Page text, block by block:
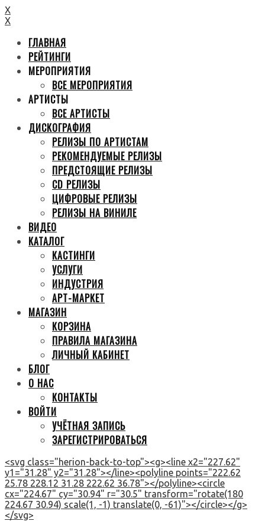
X
X
ГЛАВНАЯ
РЕЙТИНГИ
МЕРОПРИЯТИЯ
ВСЕ МЕРОПРИЯТИЯ
АРТИСТЫ
ВСЕ АРТИСТЫ
ДИСКОГРАФИЯ
РЕЛИЗЫ ПО АРТИСТАМ
РЕКОМЕНДУЕМЫЕ РЕЛИЗЫ
ПРЕДСТОЯЩИЕ РЕЛИЗЫ
CD РЕЛИЗЫ
ЦИФРОВЫЕ РЕЛИЗЫ
РЕЛИЗЫ НА ВИНИЛЕ
ВИДЕО
КАТАЛОГ
КАСТИНГИ
УСЛУГИ
ИНДУСТРИЯ
АРТ-МАРКЕТ
МАГАЗИН
КОРЗИНА
ПРАВИЛА МАГАЗИНА
ЛИЧНЫЙ КАБИНЕТ
БЛОГ
О НАС
КОНТАКТЫ
ВОЙТИ
УЧЁТНАЯ ЗАПИСЬ
ЗАРЕГИСТРИРОВАТЬСЯ
<svg class="herion-back-to-top"><g><line x2="227.62"
y1="31.28" y2="31.28"></line><polyline points="222.62
25.78 228.12 31.28 222.62 36.78"></polyline><circle
cx="224.67" cy="30.94" r="30.5" transform="rotate(180
224.67 30.94) scale(1, -1) translate(0, -61)"></circle></g>
</svg>